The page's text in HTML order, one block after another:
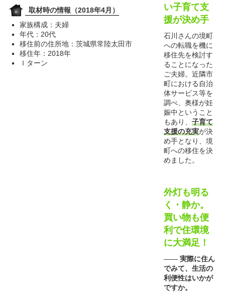
取材時の情報（2018年4月）
家族構成：夫婦
年代：20代
移住前の住所地：茨城県常陸太田市
移住年：2018年
Ｉターン
い子育て支
援が決め手
石川さんの境町
への転職を機に
移住先を検討す
ることになった
ご夫婦。近隣市
町における自治
体サービス等を
調べ、奥様が妊
娠中ということ
もあり、 子育て
支援の充実が決
め手となり、境
町への移住を決
めました。
外灯も明る
く・静か。
買い物も便
利で住環境
に大満足！
―― 実際に住ん
でみて、生活の
利便性はいかが
ですか。